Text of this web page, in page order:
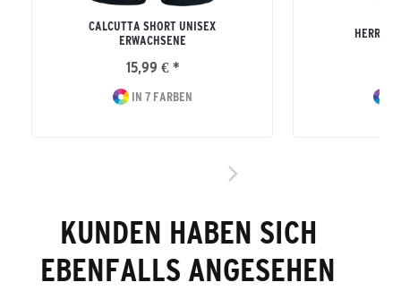
CALCUTTA SHORT UNISEX
ERWACHSENE
15,99 € *
IN 7 FARBEN
HERREN
KUNDEN HABEN SICH
EBENFALLS ANGESEHEN